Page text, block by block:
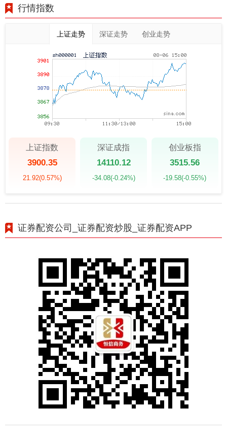
行情指数
上证走势 深证走势 创业走势
上证指数
3900.35
21.92(0.57%)
深证成指
14110.12
-34.08(-0.24%)
创业板指
3515.56
-19.58(-0.55%)
证券配资公司_证券配资炒股_证券配资APP